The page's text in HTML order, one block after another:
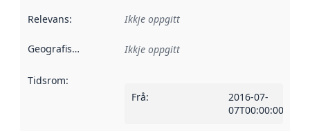
Relevans: Ikkje oppgitt
Geografisk område Ikkje oppgitt
Tidsrom:
Frå:
2016-07-
07T00:00:00Z